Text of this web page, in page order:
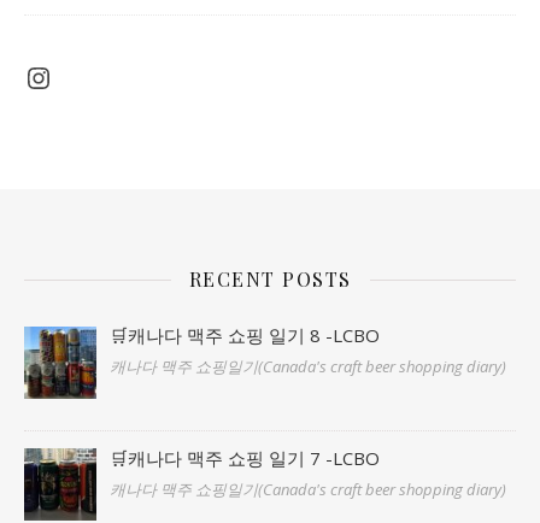
Instagram
RECENT POSTS
🛒캐나다 맥주 쇼핑 일기 8 -LCBO
캐나다 맥주 쇼핑일기(Canada's craft beer shopping diary)
🛒캐나다 맥주 쇼핑 일기 7 -LCBO
캐나다 맥주 쇼핑일기(Canada's craft beer shopping diary)